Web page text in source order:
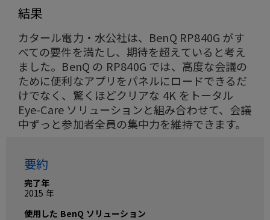
結果
カタール電力・水公社は、BenQ RP840G がす
べての要件を満たし、期待を超えていると考え
ました。BenQ の RP840G では、高度な会議の
ために便利なアプリをパネルにロードできるだ
けでなく、驚くほどクリアな 4K をトータル
Eye-Care ソリューションと組み合わせて、会議
中ずっと参加者全員の集中力を維持できます。
要約
完了年
2015 年
使用した BenQ ソリューション